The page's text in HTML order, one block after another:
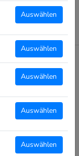
Auswählen
Auswählen
Auswählen
Auswählen
Auswählen
Schule!
Artikel schon ab